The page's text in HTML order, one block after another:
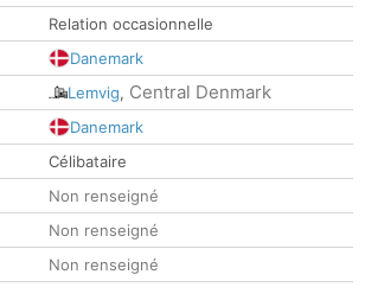
Relation occasionnelle
Danemark
Lemvig, Central Denmark
Danemark
Célibataire
Non renseigné
Non renseigné
Non renseigné